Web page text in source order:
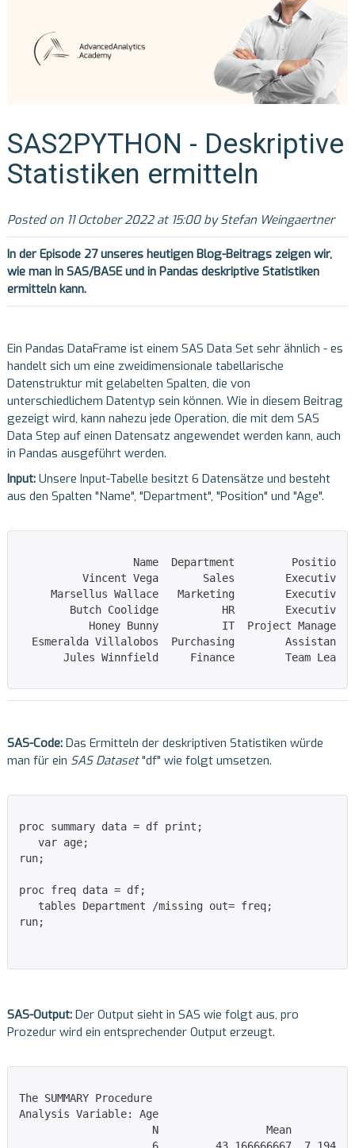
SAS2PYTHON - Deskriptive
Statistiken ermitteln
Posted on 11 October 2022 at 15:00 by Stefan Weingaertner
In der Episode 27 unseres heutigen Blog-Beitrags zeigen wir,
wie man in SAS/BASE und in Pandas deskriptive Statistiken
ermitteln kann.
Ein Pandas DataFrame ist einem SAS Data Set sehr ähnlich - es
handelt sich um eine zweidimensionale tabellarische
Datenstruktur mit gelabelten Spalten, die von
unterschiedlichem Datentyp sein können. Wie in diesem Beitrag
gezeigt wird, kann nahezu jede Operation, die mit dem SAS
Data Step auf einen Datensatz angewendet werden kann, auch
in Pandas ausgeführt werden.
Input: Unsere Input-Tabelle besitzt 6 Datensätze und besteht
aus den Spalten "Name", "Department", "Position" und "Age".
Name  Department         Position
Vincent Vega       Sales        Executive
Marsellus Wallace   Marketing        Executive
Butch Coolidge          HR        Executive
Honey Bunny          IT  Project Manager
Esmeralda Villalobos  Purchasing        Assistant
Jules Winnfield     Finance        Team Lead
SAS-Code: Das Ermitteln der deskriptiven Statistiken würde
man für ein SAS Dataset"df" wie folgt umsetzen.
proc summary data = df print;
   var age;
run;
proc freq data = df;
   tables Department /missing out= freq;
run;
SAS-Output: Der Output sieht in SAS wie folgt aus, pro
Prozedur wird ein entsprechender Output erzeugt.
The SUMMARY Procedure
Analysis Variable: Age
N                 Mean
6         43.166666667